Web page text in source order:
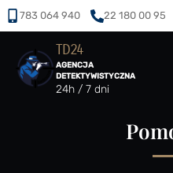
783 064 940 22 180 00 95
TD24
AGENCJA
DETEKTYWISTYCZNA
24h / 7 dni